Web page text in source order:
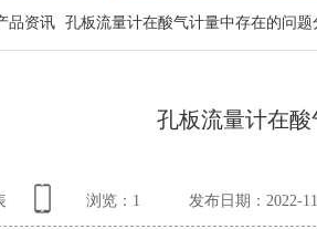
品资讯 孔板流量计在酸气计量中存在的问题
孔板流量计在
浏览： 1 发布日期：2022-